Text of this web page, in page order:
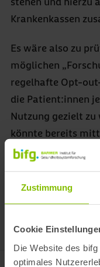
Zustimmung
Cookie
Die Website des
optimales
Krankenkassen
Es wäre also zu
möglichen
regelhafte Opt-
die Patient:innen
Nutzung gezielt
könnte bereits
Niveau geschaffen
Download: